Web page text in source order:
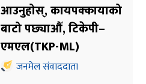
आउनुहोस्, कायपक्कायाको
बाटो पछ्याऔँ, टिकेपी–
एमएल(TKP-ML)
जनमेल संवाददाता